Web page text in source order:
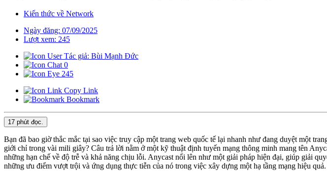
Kiến thức về Network
Ngày đăng: 07/09/2025
Lượt xem: 245
Tác giả: Bùi Mạnh Đức
0
245
Copy Link
Bookmark
17 phút đọc.
Bạn đã bao giờ thắc mắc tại sao việc truy cập một trang web quốc tế lại nhanh như đang duyệt một
giới chỉ trong vài mili giây? Câu trả lời nằm ở một kỹ thuật định tuyến mạng thông minh mang tên
những hạn chế về độ trễ và khả năng chịu lỗi. Anycast nổi lên như một giải pháp hiện đại, giúp giải
những ưu điểm vượt trội và ứng dụng thực tiễn của nó trong việc xây dựng một hạ tầng mạng hiệu quả.